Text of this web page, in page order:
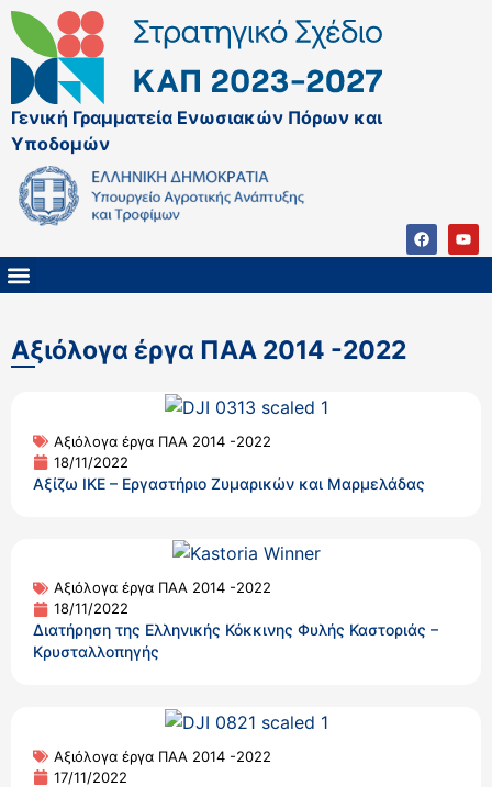
Γενική Γραμματεία Ενωσιακών Πόρων και
Υποδομών
Αξιόλογα έργα ΠΑΑ 2014 -2022
Αξιόλογα έργα ΠΑΑ 2014 -2022
18/11/2022
Αξίζω ΙΚΕ – Εργαστήριο Ζυμαρικών και Μαρμελάδας
Αξιόλογα έργα ΠΑΑ 2014 -2022
18/11/2022
Διατήρηση της Ελληνικής Κόκκινης Φυλής Καστοριάς –
Κρυσταλλοπηγής
Αξιόλογα έργα ΠΑΑ 2014 -2022
17/11/2022